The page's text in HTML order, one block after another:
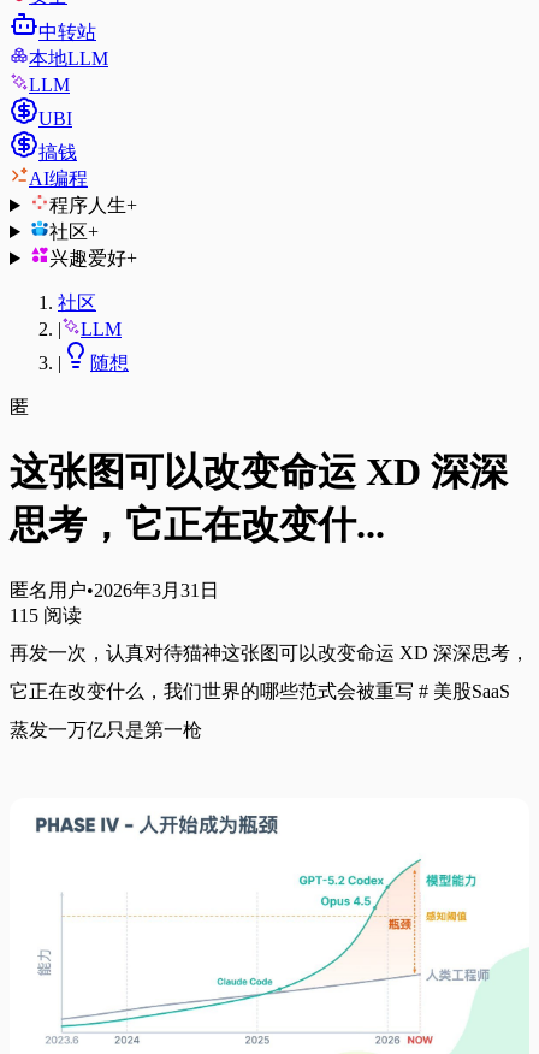
中转站
本地LLM
LLM
UBI
搞钱
AI编程
程序人生+
社区+
兴趣爱好+
社区
|
LLM
|
随想
匿
这张图可以改变命运 XD 深深
思考，它正在改变什...
匿名用户•2026年3月31日
115 阅读
再发一次，认真对待猫神这张图可以改变命运 XD 深深思考，
它正在改变什么，我们世界的哪些范式会被重写 # 美股SaaS
蒸发一万亿只是第一枪